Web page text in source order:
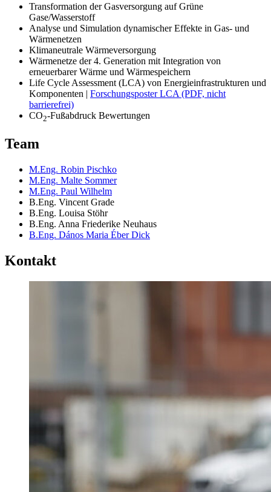
Transformation der Gasversorgung auf Grüne
Gase/Wasserstoff
Analyse und Simulation dynamischer Effekte in Gas- und
Wärmenetzen
Klimaneutrale Wärmeversorgung
Wärmenetze der 4. Generation mit Integration von
erneuerbarer Wärme und Wärmespeichern
Life Cycle Assessment (LCA) von Energieinfrastrukturen und
Komponenten | Forschungsposter LCA (PDF, nicht
barrierefrei)
CO2-Fußabdruck Bewertungen
Team
M.Eng. Robin Pischko
M.Eng. Malte Sommer
M.Eng. Paul Wilhelm
B.Eng. Vincent Grade
B.Eng. Louisa Stöhr
B.Eng. Anna Friederike Neuhaus
B.Eng. Dános Maria Éber Dick
Kontakt